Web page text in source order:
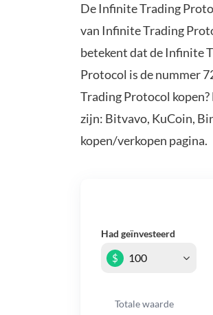
De Infinite Trading
van Infinite Trading
betekent dat de Infinite
Protocol is de nummer
Trading Protocol
zijn: Bitvavo, KuCoin,
kopen/verkopen pagina.
Had geïnvesteerd
$
Totale waarde